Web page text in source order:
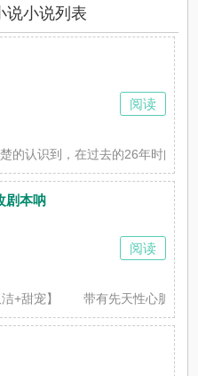
说小说列表
的认识到，在过去的26年时间里
阅读
剧本呐
洁+甜宠】 带有先天性心脏病的
阅读